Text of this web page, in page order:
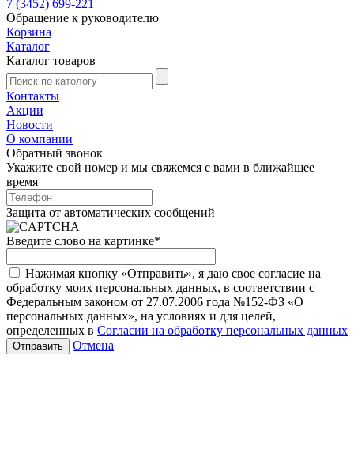
7 (3452) 699-221
Обращение к руководителю
Корзина
Каталог
Каталог товаров
Контакты
Акции
Новости
О компании
Обратный звонок
Укажите свой номер и мы свяжемся с вами в ближайшее
время
Защита от автоматических сообщений
Введите слово на картинке*
Нажимая кнопку «Отправить», я даю свое согласие на
обработку моих персональных данных, в соответствии с
Федеральным законом от 27.07.2006 года №152-ФЗ «О
персональных данных», на условиях и для целей,
определенных в Согласии на обработку персональных данных
Отмена